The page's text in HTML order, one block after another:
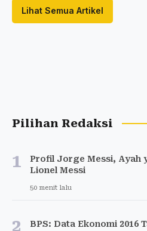
Lihat Semua Artikel
Pilihan Redaksi
1
Profil Jorge Messi, Ayah
Lionel Messi
50 menit lalu
2
BPS: Data Ekonomi 2016